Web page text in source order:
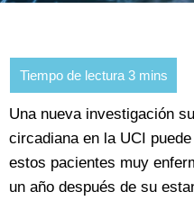
Una nueva investigación
circadiana en la UCI
estos pacientes muy
un año después de su